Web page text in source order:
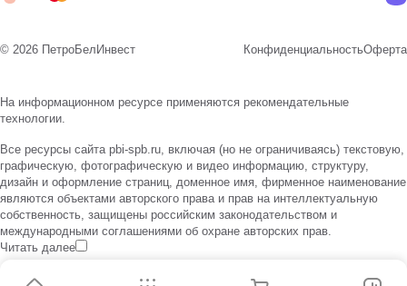
© 2026 ПетроБелИнвест КонфиденциальностьОферта
На информационном ресурсе применяются рекомендательные
технологии.
Все ресурсы сайта pbi-spb.ru, включая (но не ограничиваясь) текстовую,
графическую, фотографическую и видео информацию, структуру,
дизайн и оформление страниц, доменное имя, фирменное наименование
являются объектами авторского права и прав на интеллектуальную
собственность, защищены российским законодательством и
международными соглашениями об охране авторских прав.
Читать далее